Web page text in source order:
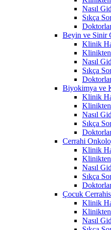
Nasıl
Sıkça
Beyin ve Sinir
Klinik
Nasıl
Sıkça
Biyokimya ve
Klinik
Nasıl
Sıkça
Cerrahi
Klinik
Nasıl
Sıkça
Çocuk
Klinik
Nasıl